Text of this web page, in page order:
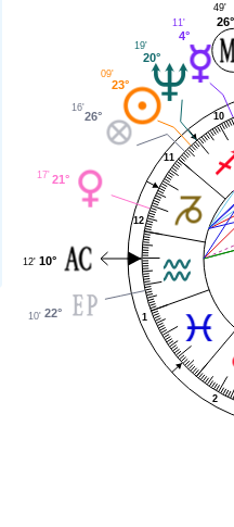
1
2
10
11
12
26°
49'
4°
11'
20°
19'
23°
09'
26°
16'
21°
17'
10°
12'
22°
10'